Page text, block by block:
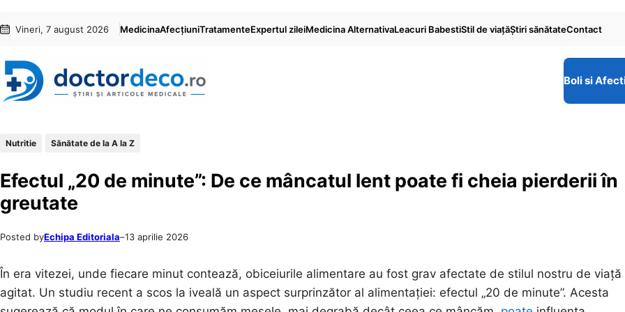
conținut
content
Vineri, 7 august 2026 MedicinaAfecțiuniTratamenteExpertul zileiMedicina AlternativaLeacuri BabestiStil de viaţăŞtiri sănătateContact
Boli si
Nutritie Sănătate de la A la Z
Efectul „20 de minute”: De ce mâncatul lent poate fi cheia pierderii în
greutate
Posted byEchipa Editoriala–13 aprilie 2026
În era vitezei, unde fiecare minut contează, obiceiurile alimentare au fost grav afectate de stilul nostru de viață
agitat. Un studiu recent a scos la iveală un aspect surprinzător al alimentației: efectul „20 de minute”. Acesta